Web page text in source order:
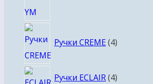
Ручки CREME 4товара
Ручки ECLAIR 44